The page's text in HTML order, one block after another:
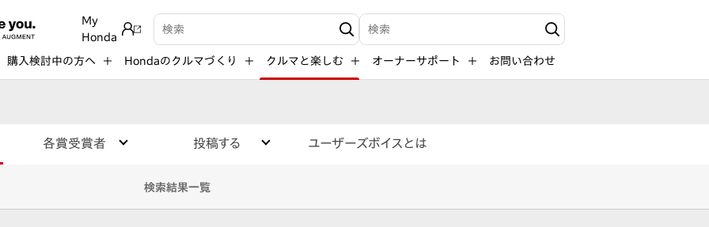
My
Honda
検索キーワード入力 検索キーワード入力
購入検討中の方へ Hondaのクルマづくり クルマと楽しむ オーナーサポート お問い合わせ
各賞受賞者 投稿する ユーザーズボイスとは
検索結果一覧